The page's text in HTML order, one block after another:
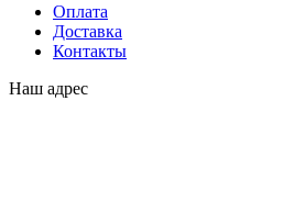
Оплата
Доставка
Контакты
Наш адрес